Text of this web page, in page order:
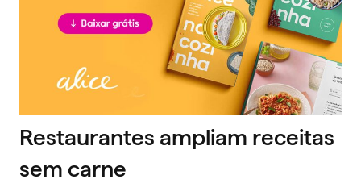
Restaurantes ampliam receitas
sem carne